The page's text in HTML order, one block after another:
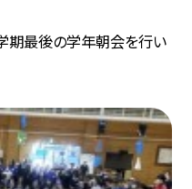
学期最後の学年朝会を行い